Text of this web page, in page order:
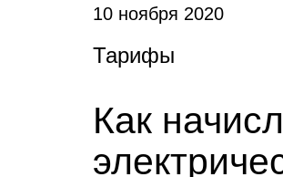
10 ноября 2020
Тарифы
Как